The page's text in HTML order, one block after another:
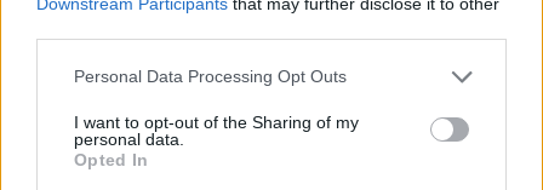
Personal Data Processing Opt Outs
I want to opt-out of the Sharing of my
personal data.
Opted In
Gandalf (Hobbit) – charakterystyka
Thorin Dębowa Tarcza (Hobbit) –
charakterystyka